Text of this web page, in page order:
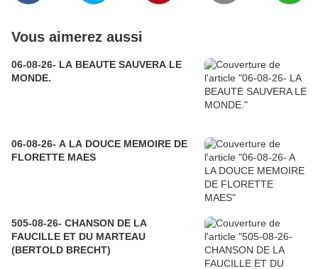
Vous aimerez aussi
06-08-26- LA BEAUTE SAUVERA LE
MONDE.
06-08-26- A LA DOUCE MEMOIRE DE
FLORETTE MAES
505-08-26- CHANSON DE LA
FAUCILLE ET DU MARTEAU
(BERTOLD BRECHT)